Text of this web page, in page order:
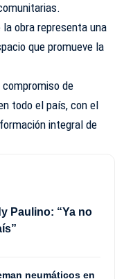
obra representa una
que promueve la
de
todo el país, con el
integral de
Paulino: “Ya no
neumáticos en